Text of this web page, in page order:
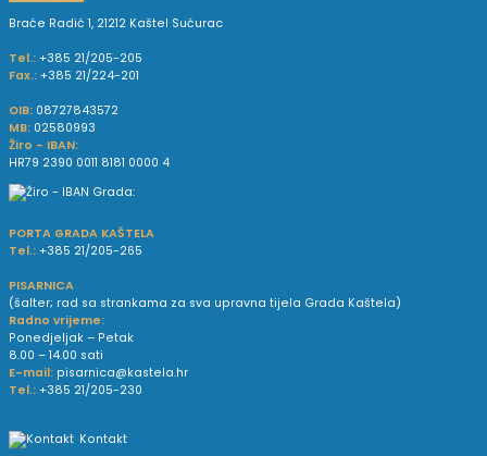
Braće Radić 1, 21212 Kaštel Sućurac
Tel.: +385 21/205-205
Fax.: +385 21/224-201
OIB: 08727843572
MB: 02580993
Žiro - IBAN:
HR79 2390 0011 8181 0000 4
PORTA GRADA KAŠTELA
Tel.: +385 21/205-265
PISARNICA
(šalter; rad sa strankama za sva upravna tijela Grada Kaštela)
Radno vrijeme:
Ponedjeljak – Petak
8.00 – 14.00 sati
E-mail: pisarnica@kastela.hr
Tel.: +385 21/205-230
Kontakt